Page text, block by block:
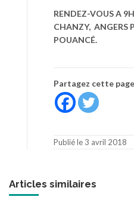
RENDEZ-VOUS A
CHANZY, ANGERS
POUANCÉ.
Partagez cette page
Publié le 3 avril 2018
Articles similaires